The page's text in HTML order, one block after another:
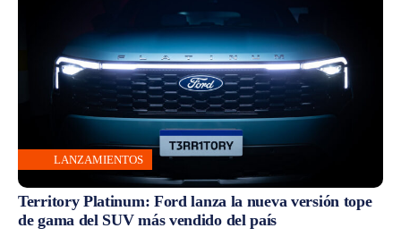
LANZAMIENTOS
Territory Platinum: Ford lanza la nueva versión tope
de gama del SUV más vendido del país